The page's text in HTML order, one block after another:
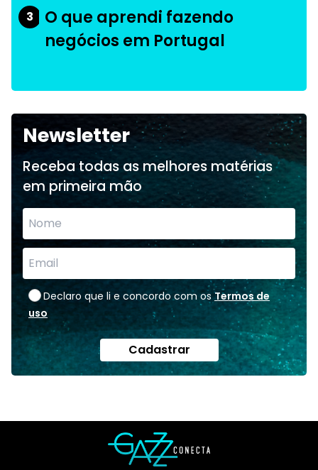
3
O que aprendi fazendo
negócios em Portugal
Newsletter
Receba todas as melhores matérias
em primeira mão
Declaro que li e concordo com os Termos de
uso
Cadastrar